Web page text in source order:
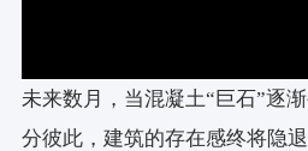
未来数月，当混凝土“巨石”逐
分彼此，建筑的存在感终将隐